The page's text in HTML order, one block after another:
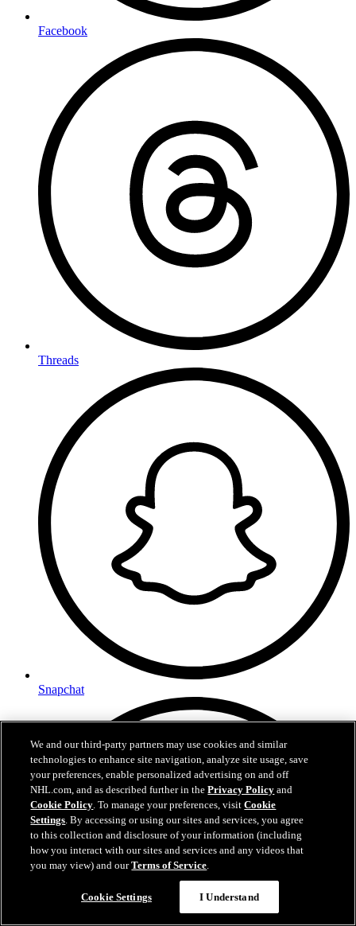
Facebook
Threads
Snapchat
We and our third-party partners may use cookies and similar
technologies to enhance site navigation, analyze site usage, save
your preferences, enable personalized advertising on and off
NHL.com, and as described further in thePrivacy Policy and
Cookie Policy. To manage your preferences, visitCookie
Settings. By accessing or using our sites and services, you agree
to this collection and disclosure of your information (including
how you interact with our sites and services and any videos that
you may view) and ourTerms of Service.
Cookie Settings I Understand